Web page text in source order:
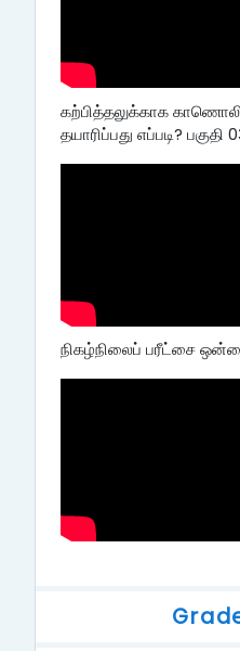
கற்பித்தலுக்காக
தயாரிப்பது எப்படி? பகுதி
நிகழ்நிலைப் பரீட்சை